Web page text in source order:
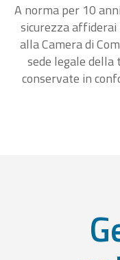
A norma per 10
sicurezza
alla Camera di
sede legale della
conservate in